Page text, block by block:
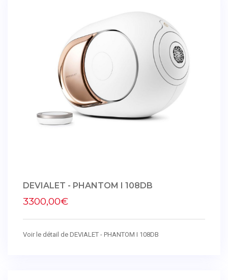
DEVIALET - PHANTOM I 108DB
3300,00€
Voir le détail de DEVIALET - PHANTOM I 108DB